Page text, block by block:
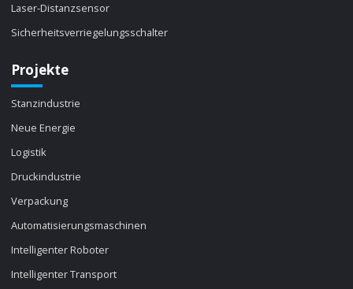
Laser-Distanzsensor
Sicherheitsverriegelungsschalter
Projekte
Stanzindustrie
Neue Energie
Logistik
Druckindustrie
Verpackung
Automatisierungsmaschinen
Intelligenter Roboter
Intelligenter Transport